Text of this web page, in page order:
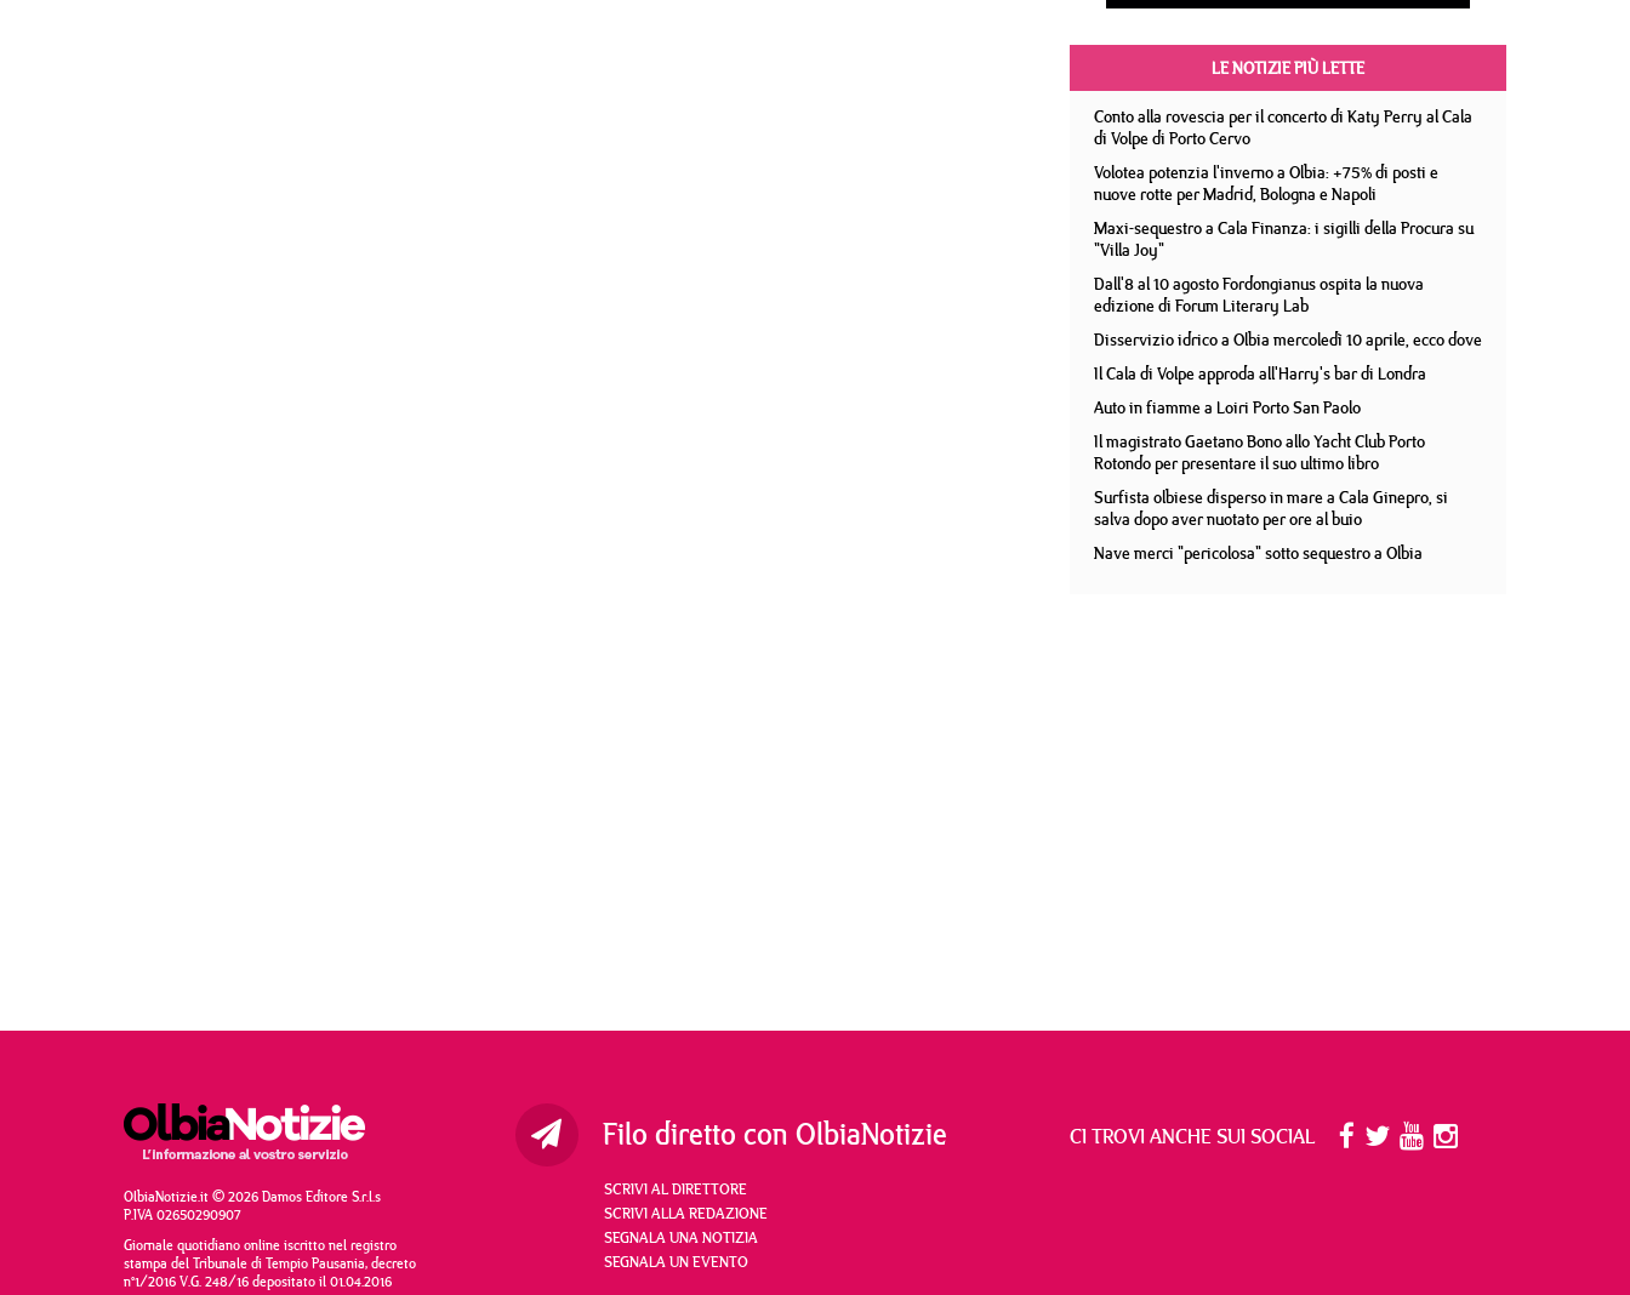
LE NOTIZIE PIÙ LETTE
Conto alla rovescia per il concerto di Katy Perry al Cala
di Volpe di Porto Cervo
Volotea potenzia l'inverno a Olbia: +75% di posti e
nuove rotte per Madrid, Bologna e Napoli
Maxi-sequestro a Cala Finanza: i sigilli della Procura su
"Villa Joy"
Dall'8 al 10 agosto Fordongianus ospita la nuova
edizione di Forum Literary Lab
Disservizio idrico a Olbia mercoledì 10 aprile, ecco dove
Il Cala di Volpe approda all'Harry's bar di Londra
Auto in fiamme a Loiri Porto San Paolo
Il magistrato Gaetano Bono allo Yacht Club Porto
Rotondo per presentare il suo ultimo libro
Surfista olbiese disperso in mare a Cala Ginepro, si
salva dopo aver nuotato per ore al buio
Nave merci "pericolosa" sotto sequestro a Olbia
OlbiaNotizie.it © 2026 Damos Editore S.r.l.s
P.IVA 02650290907
Giornale quotidiano online iscritto nel registro
stampa del Tribunale di Tempio Pausania, decreto
n°1/2016 V.G. 248/16 depositato il 01.04.2016
Filo diretto con OlbiaNotizie
SCRIVI AL DIRETTORE
SCRIVI ALLA REDAZIONE
SEGNALA UNA NOTIZIA
SEGNALA UN EVENTO
CI TROVI ANCHE SUI SOCIAL